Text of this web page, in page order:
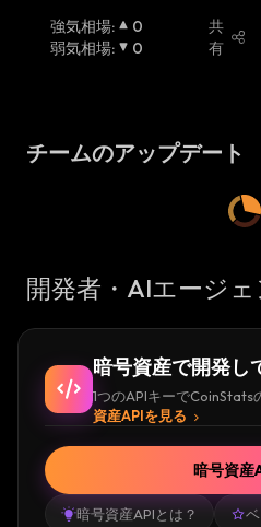
強気相場:
0
弱気相場: 0
共
有
チームのアップデート
開発者・AIエージ
暗号資産で開発し
1つのAPIキーでCoinStats
資産APIを見る
暗号資産APIとは？
暗号資産